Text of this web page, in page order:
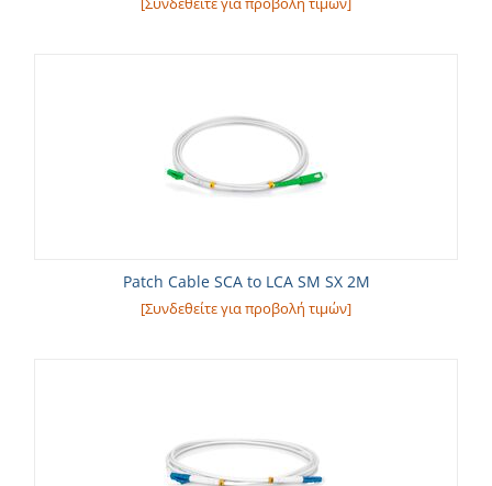
Patch Cable SCA to LCA SM SX 2M
[Συνδεθείτε για προβολή τιμών]